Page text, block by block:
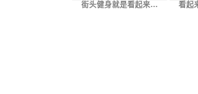
街头健身就是看起来… 看起